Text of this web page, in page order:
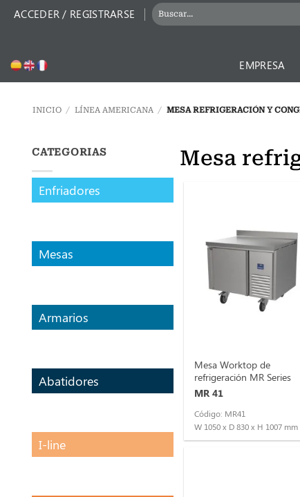
ACCEDER / REGISTRARSE
BUSCAR
POR:
EMPRESA
INICIO / LÍNEA AMERICANA / MESA REFRIGERACIÓN Y
CATEGORIAS
Enfriadores
Mesas
Armarios
Abatidores
I-line
Mesa
Mesa Worktop de
refrigeración MR Series
MR 41
Código: MR41
W 1050 x D 830 x H 1007 mm